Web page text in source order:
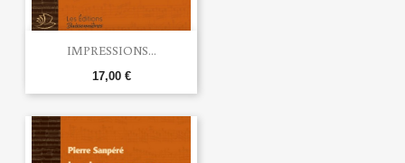
IMPRESSIONS...
17,00 €